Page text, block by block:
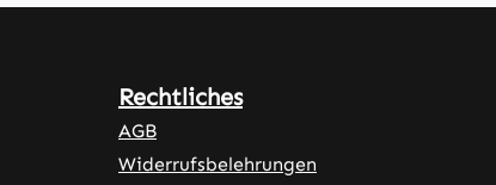
Rechtliches
AGB
Widerrufsbelehrungen